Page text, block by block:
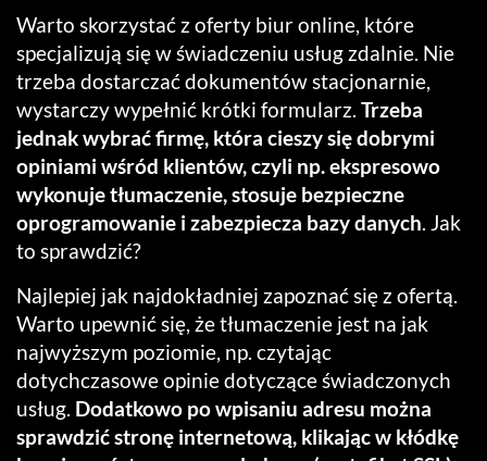
Warto skorzystać z oferty biur online, które
specjalizują się w świadczeniu usług zdalnie. Nie
trzeba dostarczać dokumentów stacjonarnie,
wystarczy wypełnić krótki formularz. Trzeba
jednak wybrać firmę, która cieszy się dobrymi
opiniami wśród klientów, czyli np. ekspresowo
wykonuje tłumaczenie, stosuje bezpieczne
oprogramowanie i zabezpiecza bazy danych. Jak
to sprawdzić?
Najlepiej jak najdokładniej zapoznać się z ofertą.
Warto upewnić się, że tłumaczenie jest na jak
najwyższym poziomie, np. czytając
dotychczasowe opinie dotyczące świadczonych
usług. Dodatkowo po wpisaniu adresu można
sprawdzić stronę internetową, klikając w kłódkę